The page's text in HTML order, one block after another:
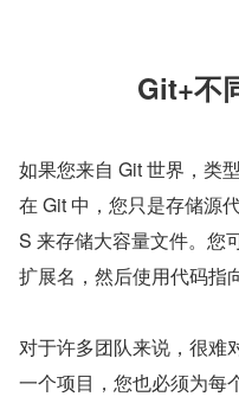
Git+不
如果您来自 Git 世界，类
在 Git 中，您只是存储源
S 来存储大容量文件。您
扩展名，然后使用代码指
对于许多团队来说，很难
一个项目，您也必须为每